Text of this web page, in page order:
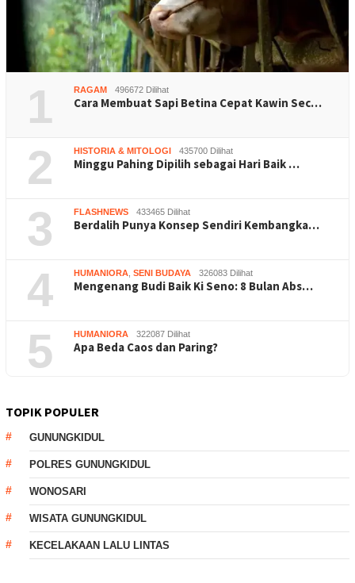
1 RAGAM 496672 Dilihat
Cara Membuat Sapi Betina Cepat Kawin Sec…
2 HISTORIA & MITOLOGI 435700 Dilihat
Minggu Pahing Dipilih sebagai Hari Baik …
3 FLASHNEWS 433465 Dilihat
Berdalih Punya Konsep Sendiri Kembangka…
4 HUMANIORA SENI BUDAYA 326083 Dilihat
Mengenang Budi Baik Ki Seno: 8 Bulan Abs…
5 HUMANIORA 322087 Dilihat
Apa Beda Caos dan Paring?
TOPIK POPULER
GUNUNGKIDUL
POLRES GUNUNGKIDUL
WONOSARI
WISATA GUNUNGKIDUL
KECELAKAAN LALU LINTAS